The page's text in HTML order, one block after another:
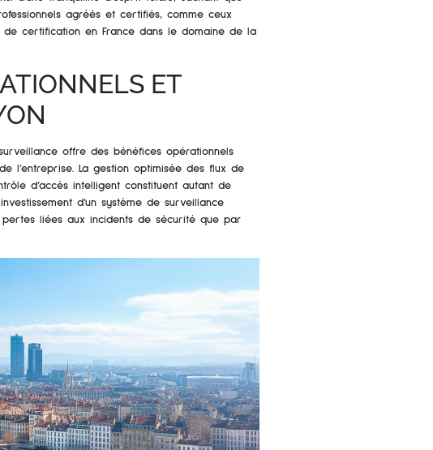
agréés et certifiés, comme ceux
de certification en France dans le domaine de la
ET
offre des bénéfices opérationnels
l’entreprise. La gestion optimisée des flux de
d’accès intelligent constituent autant de
d’un système de surveillance
liées aux incidents de sécurité que par